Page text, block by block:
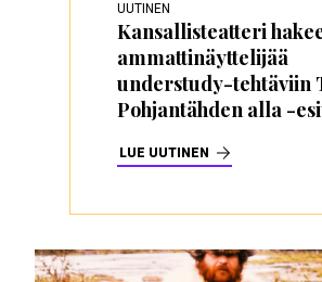
UUTINEN
Kansallisteatteri
ammattinäyttelijää
understudy-tehtäviin
Pohjantähden alla -
LUE UUTINEN